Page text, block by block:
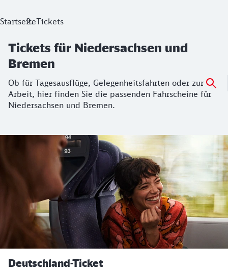
Tickets für Niedersachsen und
StartseiteTickets
Tickets für Niedersachsen und
Bremen
Ob für Tagesausflüge, Gelegenheitsfahrten oder zur
Arbeit, hier finden Sie die passenden Fahrscheine für
Niedersachsen und Bremen.
Deutschland-Ticket